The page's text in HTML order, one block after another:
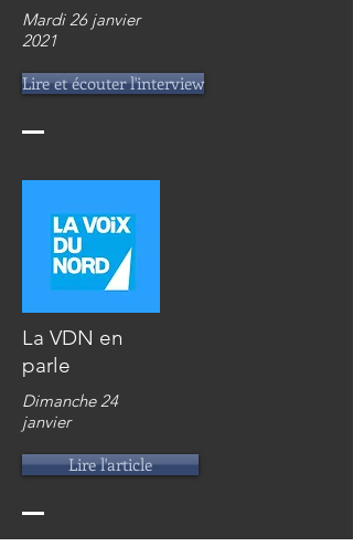
Mardi 26 janvier
2021
Lire et écouter l'interview
La VDN en
parle
Dimanche 24
janvier
Lire l'article